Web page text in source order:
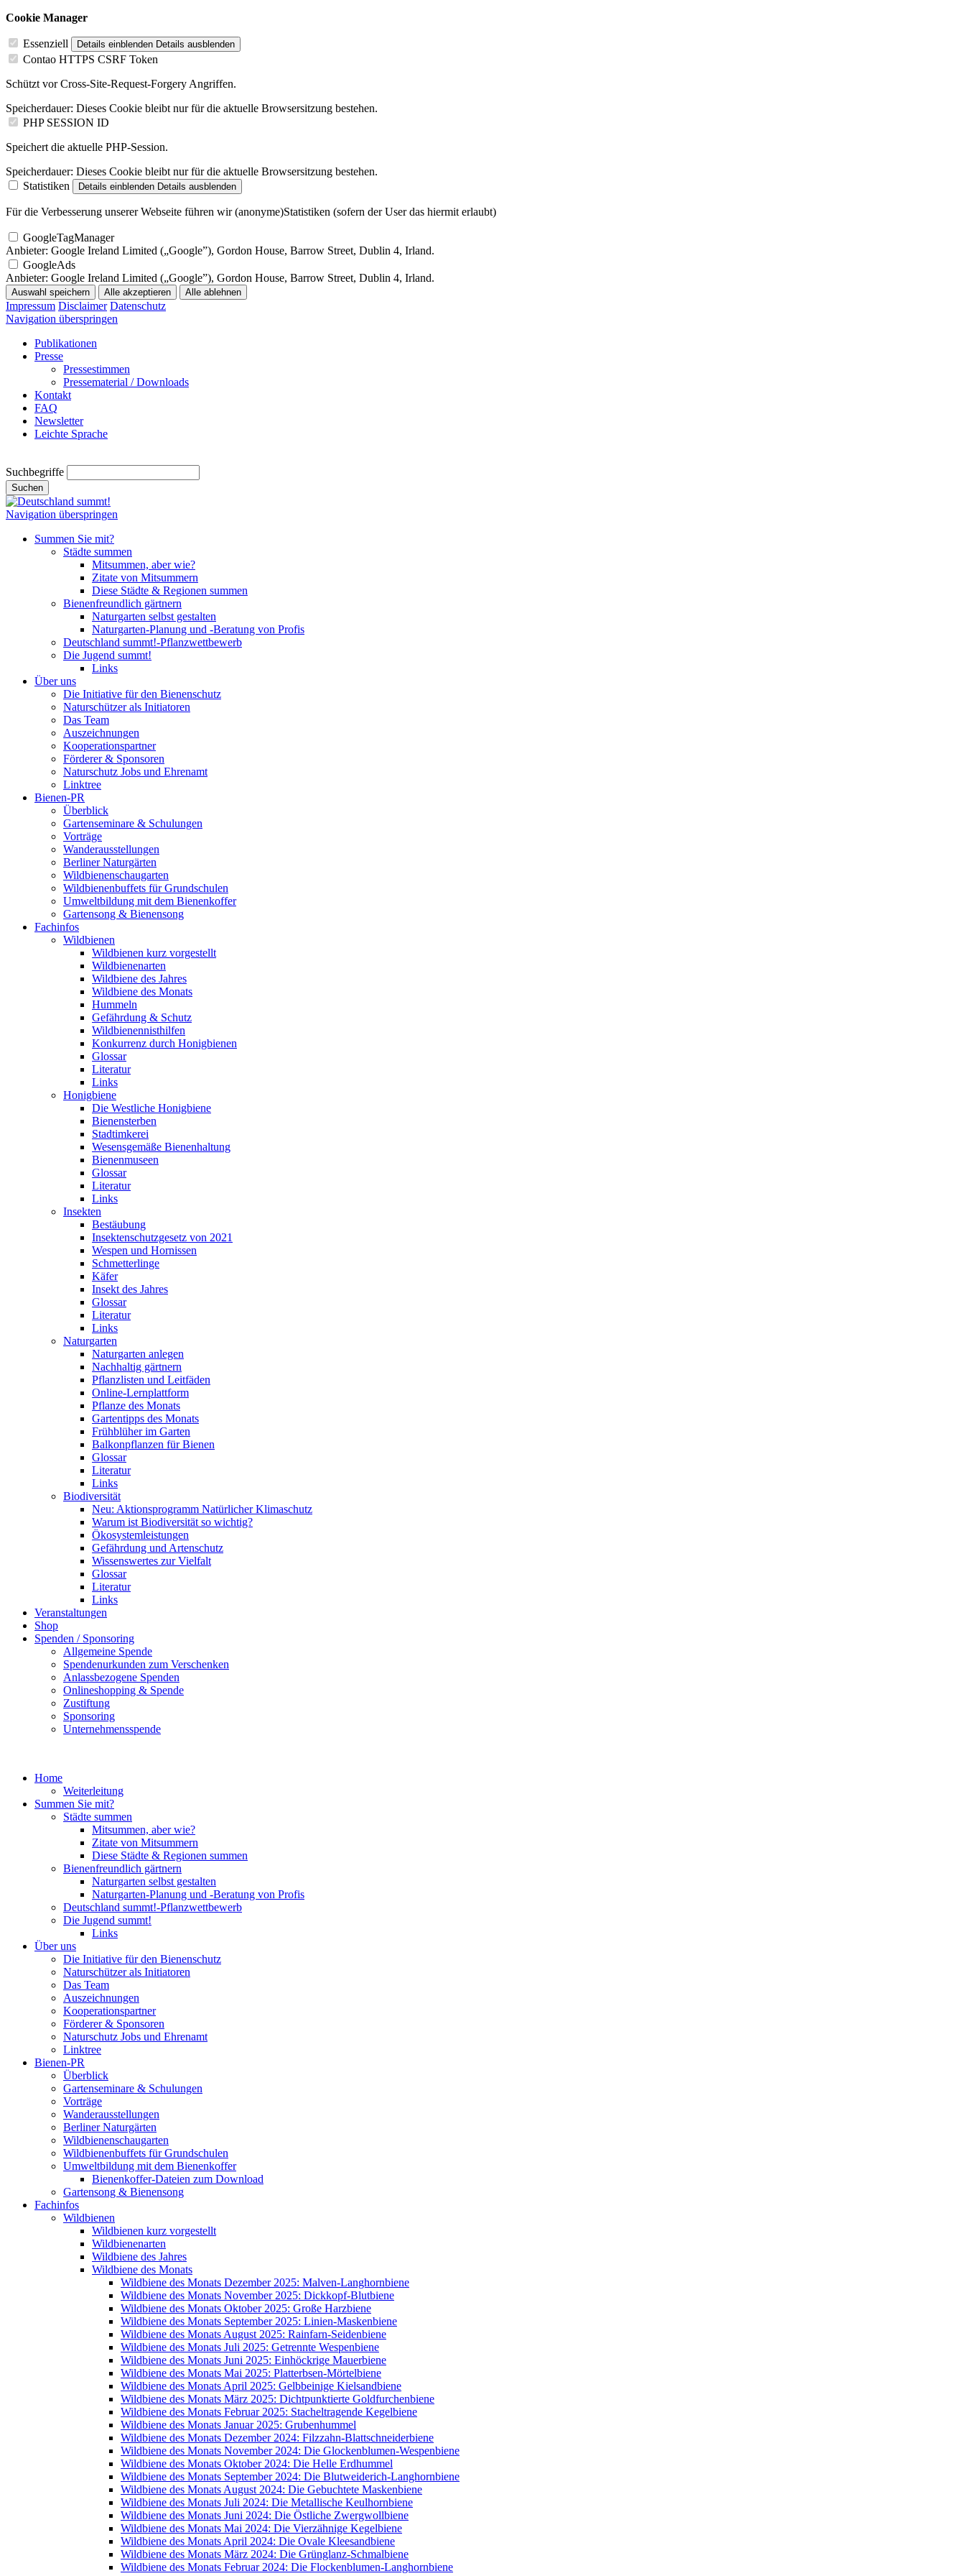
Cookie Manager
Essenziell Details einblenden Details ausblenden
Contao HTTPS CSRF Token
Schützt vor Cross-Site-Request-Forgery Angriffen.
Speicherdauer: Dieses Cookie bleibt nur für die aktuelle Browsersitzung bestehen.
PHP SESSION ID
Speichert die aktuelle PHP-Session.
Speicherdauer: Dieses Cookie bleibt nur für die aktuelle Browsersitzung bestehen.
Statistiken
Details einblenden Details ausblenden
Für die Verbesserung unserer Webseite führen wir (anonyme)Statistiken (sofern der User das hiermit erlaubt)
GoogleTagManager
Anbieter: Google Ireland Limited („Google”), Gordon House, Barrow Street, Dublin 4, Irland.
GoogleAds
Anbieter: Google Ireland Limited („Google”), Gordon House, Barrow Street, Dublin 4, Irland.
Auswahl speichern Alle akzeptieren Alle ablehnen
Impressum Disclaimer Datenschutz
Navigation überspringen
Publikationen
Presse
Pressestimmen
Pressematerial / Downloads
Kontakt
FAQ
Newsletter
Leichte Sprache
Suchbegriffe
Suchen
Navigation überspringen
Summen Sie mit?
Städte summen
Mitsummen, aber wie?
Zitate von Mitsummern
Diese Städte & Regionen summen
Bienenfreundlich gärtnern
Naturgarten selbst gestalten
Naturgarten-Planung und -Beratung von Profis
Deutschland summt!-Pflanzwettbewerb
Die Jugend summt!
Links
Über uns
Die Initiative für den Bienenschutz
Naturschützer als Initiatoren
Das Team
Auszeichnungen
Kooperationspartner
Förderer & Sponsoren
Naturschutz Jobs und Ehrenamt
Linktree
Bienen-PR
Überblick
Gartenseminare & Schulungen
Vorträge
Wanderausstellungen
Berliner Naturgärten
Wildbienenschaugarten
Wildbienenbuffets für Grundschulen
Umweltbildung mit dem Bienenkoffer
Gartensong & Bienensong
Fachinfos
Wildbienen
Wildbienen kurz vorgestellt
Wildbienenarten
Wildbiene des Jahres
Wildbiene des Monats
Hummeln
Gefährdung & Schutz
Wildbienennisthilfen
Konkurrenz durch Honigbienen
Glossar
Literatur
Links
Honigbiene
Die Westliche Honigbiene
Bienensterben
Stadtimkerei
Wesensgemäße Bienenhaltung
Bienenmuseen
Glossar
Literatur
Links
Insekten
Bestäubung
Insektenschutzgesetz von 2021
Wespen und Hornissen
Schmetterlinge
Käfer
Insekt des Jahres
Glossar
Literatur
Links
Naturgarten
Naturgarten anlegen
Nachhaltig gärtnern
Pflanzlisten und Leitfäden
Online-Lernplattform
Pflanze des Monats
Gartentipps des Monats
Frühblüher im Garten
Balkonpflanzen für Bienen
Glossar
Literatur
Links
Biodiversität
Neu: Aktionsprogramm Natürlicher Klimaschutz
Warum ist Biodiversität so wichtig?
Ökosystemleistungen
Gefährdung und Artenschutz
Wissenswertes zur Vielfalt
Glossar
Literatur
Links
Veranstaltungen
Shop
Spenden / Sponsoring
Allgemeine Spende
Spendenurkunden zum Verschenken
Anlassbezogene Spenden
Onlineshopping & Spende
Zustiftung
Sponsoring
Unternehmensspende
Home
Weiterleitung
Summen Sie mit?
Städte summen
Mitsummen, aber wie?
Zitate von Mitsummern
Diese Städte & Regionen summen
Bienenfreundlich gärtnern
Naturgarten selbst gestalten
Naturgarten-Planung und -Beratung von Profis
Deutschland summt!-Pflanzwettbewerb
Die Jugend summt!
Links
Über uns
Die Initiative für den Bienenschutz
Naturschützer als Initiatoren
Das Team
Auszeichnungen
Kooperationspartner
Förderer & Sponsoren
Naturschutz Jobs und Ehrenamt
Linktree
Bienen-PR
Überblick
Gartenseminare & Schulungen
Vorträge
Wanderausstellungen
Berliner Naturgärten
Wildbienenschaugarten
Wildbienenbuffets für Grundschulen
Umweltbildung mit dem Bienenkoffer
Bienenkoffer-Dateien zum Download
Gartensong & Bienensong
Fachinfos
Wildbienen
Wildbienen kurz vorgestellt
Wildbienenarten
Wildbiene des Jahres
Wildbiene des Monats
Wildbiene des Monats Dezember 2025: Malven-Langhornbiene
Wildbiene des Monats November 2025: Dickkopf-Blutbiene
Wildbiene des Monats Oktober 2025: Große Harzbiene
Wildbiene des Monats September 2025: Linien-Maskenbiene
Wildbiene des Monats August 2025: Rainfarn-Seidenbiene
Wildbiene des Monats Juli 2025: Getrennte Wespenbiene
Wildbiene des Monats Juni 2025: Einhöckrige Mauerbiene
Wildbiene des Monats Mai 2025: Platterbsen-Mörtelbiene
Wildbiene des Monats April 2025: Gelbbeinige Kielsandbiene
Wildbiene des Monats März 2025: Dichtpunktierte Goldfurchenbiene
Wildbiene des Monats Februar 2025: Stacheltragende Kegelbiene
Wildbiene des Monats Januar 2025: Grubenhummel
Wildbiene des Monats Dezember 2024: Filzzahn-Blattschneiderbiene
Wildbiene des Monats November 2024: Die Glockenblumen-Wespenbiene
Wildbiene des Monats Oktober 2024: Die Helle Erdhummel
Wildbiene des Monats September 2024: Die Blutweiderich-Langhornbiene
Wildbiene des Monats August 2024: Die Gebuchtete Maskenbiene
Wildbiene des Monats Juli 2024: Die Metallische Keulhornbiene
Wildbiene des Monats Juni 2024: Die Östliche Zwergwollbiene
Wildbiene des Monats Mai 2024: Die Vierzähnige Kegelbiene
Wildbiene des Monats April 2024: Die Ovale Kleesandbiene
Wildbiene des Monats März 2024: Die Grünglanz-Schmalbiene
Wildbiene des Monats Februar 2024: Die Flockenblumen-Langhornbiene